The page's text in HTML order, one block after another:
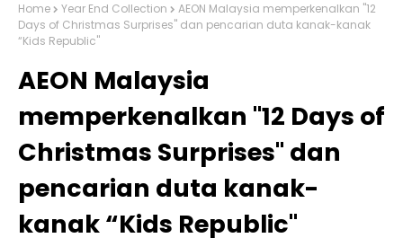
Home Year End Collection
AEON Malaysia memperkenalkan "12
Days of Christmas Surprises" dan pencarian duta kanak-kanak
“Kids Republic"
AEON Malaysia
memperkenalkan "12 Days of
Christmas Surprises" dan
pencarian duta kanak-
kanak “Kids Republic"